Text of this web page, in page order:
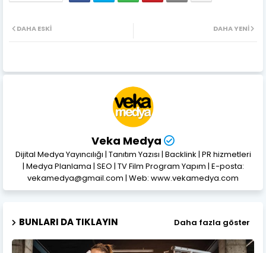
DAHA YENI
DAHA ESKI
Veka Medya
Dijital Medya Yayıncılığı | Tanıtım Yazısı | Backlink | PR hizmetleri
| Medya Planlama | SEO | TV Film Program Yapım | E-posta:
vekamedya@gmail.com | Web: www.vekamedya.com
BUNLARI DA TIKLAYIN Daha fazla göster